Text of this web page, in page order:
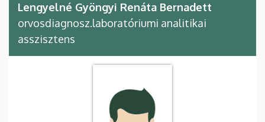
Lengyelné Gyöngyi Renáta Bernadett
orvosdiagnosz.laboratóriumi analitikai
asszisztens